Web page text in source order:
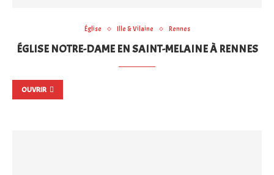
Église Ille & Vilaine Rennes
ÉGLISE NOTRE-DAME EN SAINT-MELAINE À RENNES
OUVRIR